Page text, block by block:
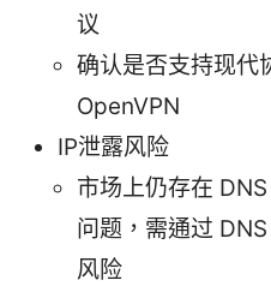
议
确认是否支持现代
OpenVPN
IP泄露风险
市场上仍存在
问题，需通过
风险